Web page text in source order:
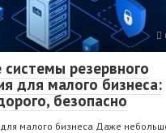
системы резервного
для малого бизнеса:
безопасно
для малого бизнеса Даже